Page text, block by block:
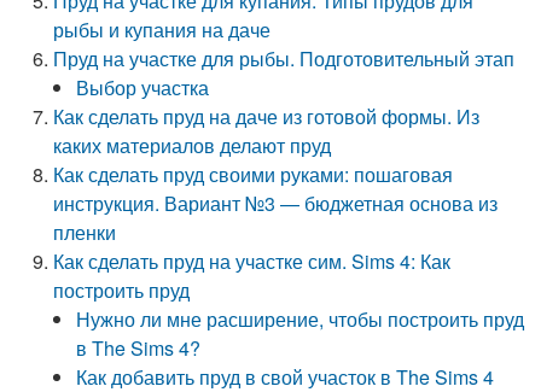
рыбы и купания на даче
Пруд на участке для рыбы. Подготовительный этап
Выбор участка
Как сделать пруд на даче из готовой формы. Из
каких материалов делают пруд
Как сделать пруд своими руками: пошаговая
инструкция. Вариант №3 — бюджетная основа из
пленки
Как сделать пруд на участке сим. Sims 4: Как
построить пруд
Нужно ли мне расширение, чтобы построить пруд
в The Sims 4?
Как добавить пруд в свой участок в The Sims 4